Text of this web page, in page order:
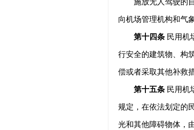
施放无人驾驶的
向机场管理机构和气
第十四条 民用机
行安全的建筑物、构
偿或者采取其他补救措
第十五条 民用机
规定，在依法划定的
光和其他障碍物体，